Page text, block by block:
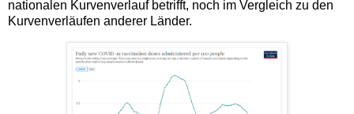
nationalen Kurvenverlauf betrifft, noch im Vergleich zu den
Kurvenverläufen anderer Länder.